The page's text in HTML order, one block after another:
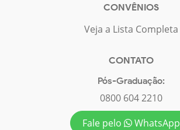
CONVÊNIOS
Veja a Lista Completa
CONTATO
Pós-Graduação:
0800 604 2210
Fale pelo
WhatsApp